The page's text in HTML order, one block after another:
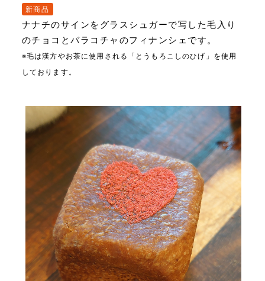
新商品
ナナチのサインをグラスシュガーで写した毛入り
のチョコとバラコチャのフィナンシェです。
※毛は漢方やお茶に使用される「とうもろこしのひげ」を使用
しております。